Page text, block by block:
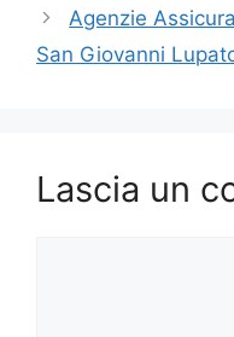
Agenzie
San Giovanni
Lascia un